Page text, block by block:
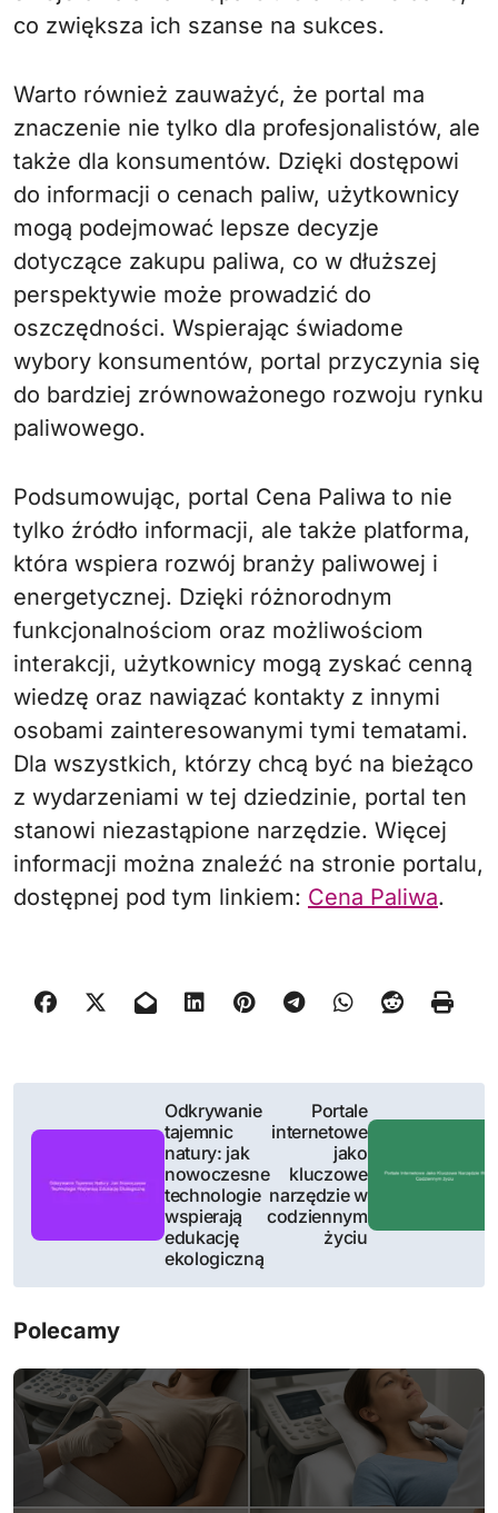
co zwiększa ich szanse na sukces.
Warto również zauważyć, że portal ma
znaczenie nie tylko dla profesjonalistów, ale
także dla konsumentów. Dzięki dostępowi
do informacji o cenach paliw, użytkownicy
mogą podejmować lepsze decyzje
dotyczące zakupu paliwa, co w dłuższej
perspektywie może prowadzić do
oszczędności. Wspierając świadome
wybory konsumentów, portal przyczynia się
do bardziej zrównoważonego rozwoju rynku
paliwowego.
Podsumowując, portal Cena Paliwa to nie
tylko źródło informacji, ale także platforma,
która wspiera rozwój branży paliwowej i
energetycznej. Dzięki różnorodnym
funkcjonalnościom oraz możliwościom
interakcji, użytkownicy mogą zyskać cenną
wiedzę oraz nawiązać kontakty z innymi
osobami zainteresowanymi tymi tematami.
Dla wszystkich, którzy chcą być na bieżąco
z wydarzeniami w tej dziedzinie, portal ten
stanowi niezastąpione narzędzie. Więcej
informacji można znaleźć na stronie portalu,
dostępnej pod tym linkiem: Cena Paliwa.
g
a
c
Odkrywanie
tajemnic
natury: jak
nowoczesne
technologie
wspierają
edukację
ekologiczną
Portale
internetowe
jako
kluczowe
narzędzie w
codziennym
życiu
Polecamy